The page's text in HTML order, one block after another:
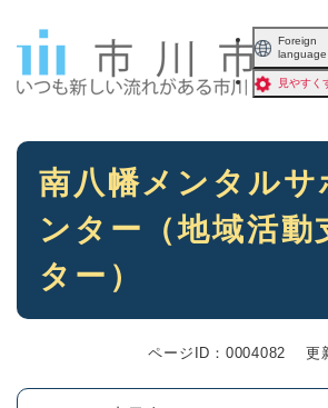
Foreign
language
見やすく
本
南八幡メンタルサ
ンター（地域活動
ター）
ページID：0004082 更